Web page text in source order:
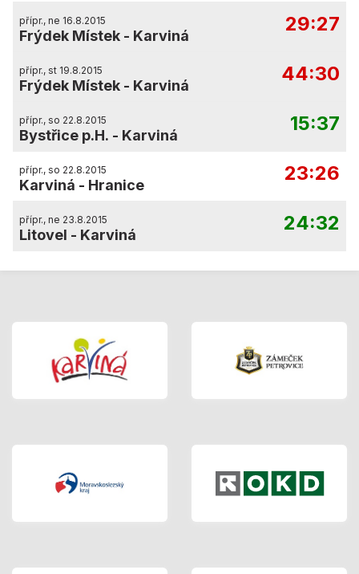
přípr., ne 16.8.2015
Frýdek Místek - Karviná
29:27
přípr., st 19.8.2015
Frýdek Místek - Karviná
44:30
přípr., so 22.8.2015
Bystřice p.H. - Karviná
15:37
přípr., so 22.8.2015
Karviná - Hranice
23:26
přípr., ne 23.8.2015
Litovel - Karviná
24:32